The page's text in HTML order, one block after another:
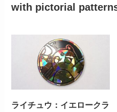
with pictorial
ライチュウ：イエロークラ